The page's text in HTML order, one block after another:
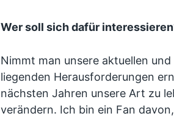
Wer soll sich dafür
Nimmt man unsere aktuellen
liegenden Herausforderungen
nächsten Jahren unsere Art zu
verändern. Ich bin ein Fan